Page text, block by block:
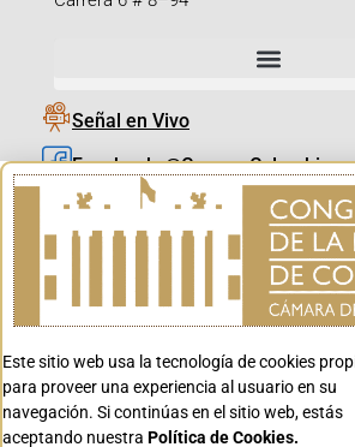
Señal en Vivo
Facebook_@CamaraColombia
Instagram_@CamaraColombia
X_@CamaraColombia
Youtube_@CamaraColombia
Youtube_@CanalCongreso
Este sitio web usa la tecnología de cookies
para proveer una experiencia al usuario en su
navegación. Si continúas en el sitio web, estás
aceptando nuestra Política de Cookies.